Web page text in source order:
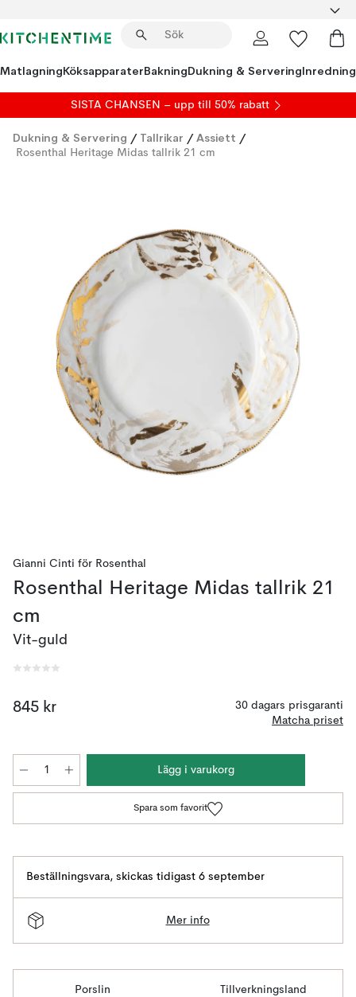
MatlagningKöksapparaterBakningDukning & ServeringInredning
SISTA CHANSEN – upp till 50% rabatt
Dukning & Servering / Tallrikar / Assiett /
Rosenthal Heritage Midas tallrik 21 cm
Gianni Cinti för Rosenthal
Rosenthal Heritage Midas tallrik 21
cm
Vit-guld
845 kr
30 dagars prisgaranti
Matcha priset
Lägg i varukorg
Spara som favorit
Beställningsvara, skickas tidigast 6 september
Mer info
Porslin Tillverkningsland